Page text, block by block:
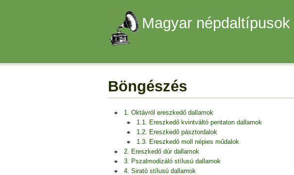
Magyar
Böngészés
1. Oktávról ereszkedő dallamok
1.1. Ereszkedő kvintváltó pentaton dallamok
1.2. Ereszkedő pásztordalok
1.3. Ereszkedő moll népies műdalok
2. Ereszkedő dúr dallamok
3. Pszalmodizáló stílusú dallamok
4. Sirató stílusú dallamok